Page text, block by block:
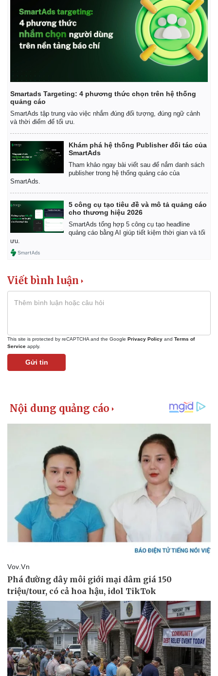
Thể thao
Lịch thi đấu bóng đá
Thế giới thể thao
eSports
Hậu trường
Ô tô - Xe máy
Tư vấn
Smartads Targeting: 4 phương thức chọn trên hệ thống
quảng cáo
SmartAds tập trung vào việc nhắm đúng đối tượng, đúng ngữ cảnh
và thời điểm để tối ưu.
Khám phá hệ thống Publisher đối tác của
SmartAds
Tham khảo ngay bài viết sau để nắm danh sách
publisher trong hệ thống quảng cáo của
SmartAds.
5 công cụ tạo tiêu đề và mô tả quảng cáo
cho thương hiệu 2026
SmartAds tổng hợp 5 công cụ tạo headline
quảng cáo bằng AI giúp tiết kiệm thời gian và tối
ưu.
Viết bình luận
This site is protected by reCAPTCHA and the Google Privacy Policy and Terms of
Service apply.
Gửi tin